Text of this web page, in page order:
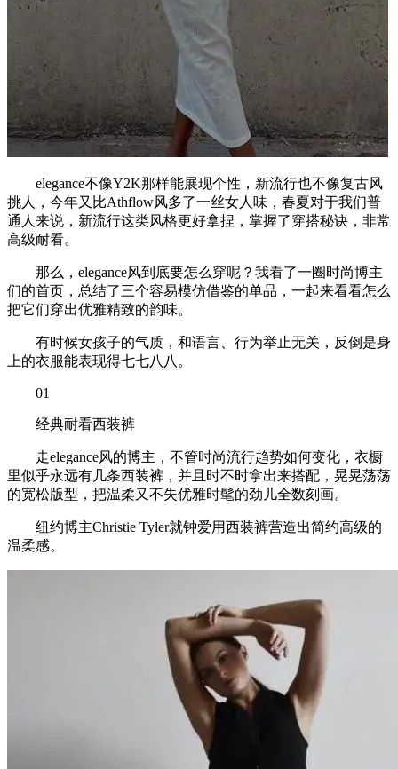
elegance不像Y2K那样能展现个性，新流行也不像复古风
挑人，今年又比Athflow风多了一丝女人味，春夏对于我们普
通人来说，新流行这类风格更好拿捏，掌握了穿搭秘诀，非常
高级耐看。
那么，elegance风到底要怎么穿呢？我看了一圈时尚博主
们的首页，总结了三个容易模仿借鉴的单品，一起来看看怎么
把它们穿出优雅精致的韵味。
有时候女孩子的气质，和语言、行为举止无关，反倒是身
上的衣服能表现得七七八八。
01
经典耐看西装裤
走elegance风的博主，不管时尚流行趋势如何变化，衣橱
里似乎永远有几条西装裤，并且时不时拿出来搭配，晃晃荡荡
的宽松版型，把温柔又不失优雅时髦的劲儿全数刻画。
纽约博主Christie Tyler就钟爱用西装裤营造出简约高级的
温柔感。